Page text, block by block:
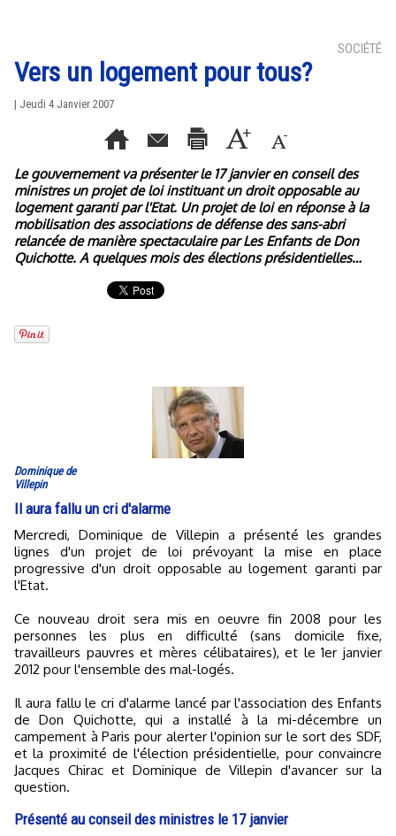
SOCIÉTÉ
Vers un logement pour tous?
| Jeudi 4 Janvier 2007
Le gouvernement va présenter le 17 janvier en conseil des
ministres un projet de loi instituant un droit opposable au
logement garanti par l'Etat. Un projet de loi en réponse à la
mobilisation des associations de défense des sans-abri
relancée de manière spectaculaire par Les Enfants de Don
Quichotte. A quelques mois des élections présidentielles…
Dominique de
Villepin
Il aura fallu un cri d'alarme
Mercredi, Dominique de Villepin a présenté les grandes
lignes d'un projet de loi prévoyant la mise en place
progressive d'un droit opposable au logement garanti par
l'Etat.
Ce nouveau droit sera mis en oeuvre fin 2008 pour les
personnes les plus en difficulté (sans domicile fixe,
travailleurs pauvres et mères célibataires), et le 1er janvier
2012 pour l'ensemble des mal-logés.
Il aura fallu le cri d'alarme lancé par l'association des Enfants
de Don Quichotte, qui a installé à la mi-décembre un
campement à Paris pour alerter l'opinion sur le sort des SDF,
et la proximité de l'élection présidentielle, pour convaincre
Jacques Chirac et Dominique de Villepin d'avancer sur la
question.
Présenté au conseil des ministres le 17 janvier